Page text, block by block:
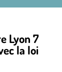
Lyon 7
la loi